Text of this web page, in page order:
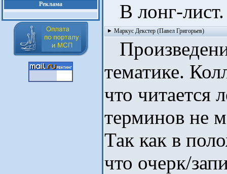
Реклама В лонг-лист.
Маркус Декстер (Павел Григорьев)
тематике.
что читается
терминов не
Так как в
что очерк/